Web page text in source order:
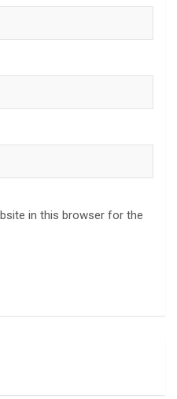
in this browser for the